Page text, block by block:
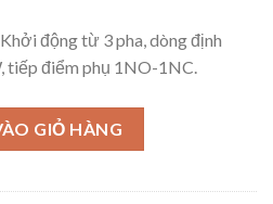
động từ 3 pha, dòng định
tiếp điểm phụ 1NO-1NC.
CHINT NXC-32A Hãng Chint số
GIỎ HÀNG